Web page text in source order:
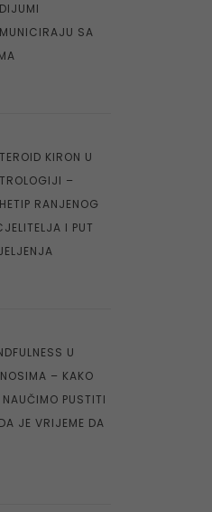
SA
KIRON U
–
RANJENOG
I PUT
U
– KAKO
NAUČIMO PUSTITI
JE VRIJEME DA